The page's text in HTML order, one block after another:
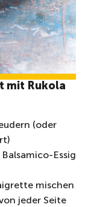
mit Rukola
(oder
Essig
mischen
jeder Seite